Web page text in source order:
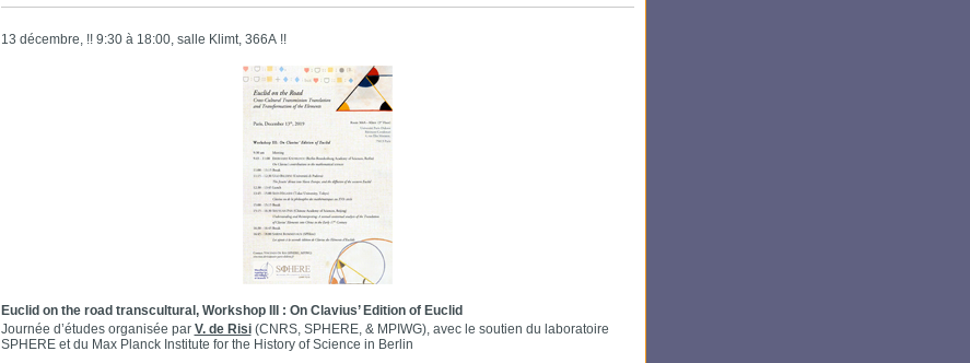
13 décembre, !! 9:30 à 18:00, salle Klimt, 366A !!
Euclid on the road transcultural, Workshop III : On Clavius’ Edition of Euclid
Journée d’études organisée par V. de Risi(CNRS, SPHERE, & MPIWG), avec le soutien du laboratoire
SPHERE et du Max Planck Institute for the History of Science in Berlin